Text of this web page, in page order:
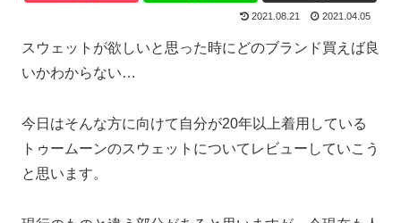
2021.08.21 2021.04.05
スウェットが欲しいと思った時にどのブランド買えば良
いかわからない…
今日はそんな方に向けて自分が20年以上着用している
トゥームーンのスウェットについてレビューしていこう
と思います。